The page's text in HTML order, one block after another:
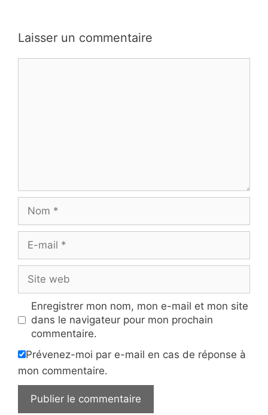
Laisser un commentaire
mail
web
Enregistrer mon nom, mon e-mail et mon site
dans le navigateur pour mon prochain
commentaire.
Prévenez-moi par e-mail en cas de réponse à
mon commentaire.